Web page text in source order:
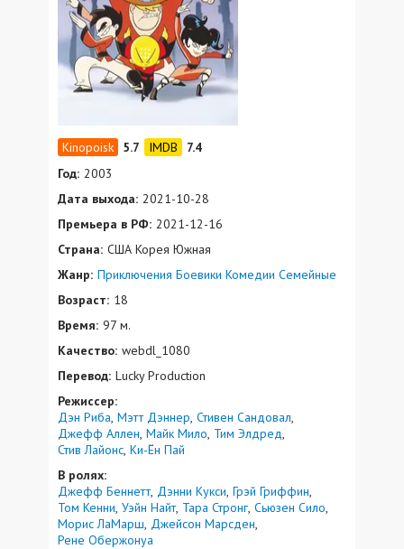
5.7
7.4
Год: 2003
Дата выхода: 2021-10-28
Премьера в РФ: 2021-12-16
Страна: США Корея Южная
Жанр: Приключения Боевики Комедии Семейные
Возраст: 18
Время: 97 м.
Качество: webdl_1080
Перевод: Lucky Production
Режиссер:
Дэн Риба Мэтт Дэннер Стивен Сандовал
Джефф Аллен Майк Мило Тим Элдред
Стив Лайонс Ки-Ён Пай
В ролях:
Джефф Беннетт Дэнни Кукси Грэй Гриффин
Том Кенни Уэйн Найт Тара Стронг Сьюзен Сило
Морис ЛаМарш Джейсон Марсден
Рене Обержонуа